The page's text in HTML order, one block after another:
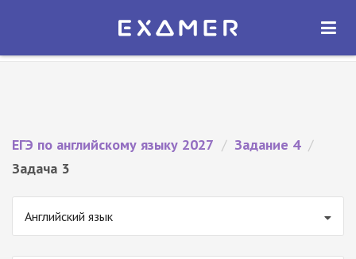
Экзамер — ЕГЭ 2027
ОТКРЫТЬ
ЕГЭ по английскому языку 2027 / Задание 4 /
Задача 3
Английский язык